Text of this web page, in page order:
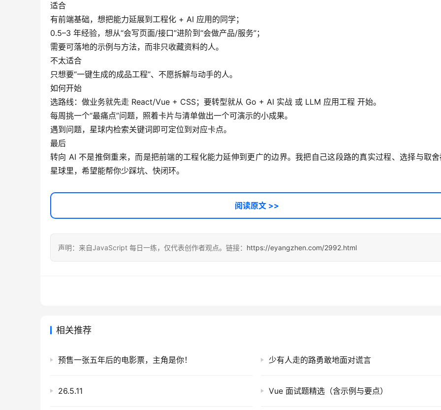
适合
有前端基础，想把能力延展到工程化 + AI 应用的同学；
0.5–3 年经验，想从“会写页面/接口”进阶到“会做产品/服务”；
需要可落地的示例与方法，而非只收藏资料的人。
不太适合
只想要“一键生成的成品工程”、不愿拆解与动手的人。
如何开始
选路线：做业务就先走 React/Vue + CSS；要转型就从 Go + AI 实战 或 LLM 应用工程 开始。
每周挑一个“最痛点”问题，照着卡片与清单做出一个可演示的小成果。
遇到问题，星球内检索关键词即可定位到对应卡点。
最后
转向 AI 不是推倒重来，而是把前端的工程化能力延伸到更广的边界。我把自己这段路的真实过程、选择与取
星球里，希望能帮你少踩坑、快闭环。
阅读原文 >>
声明：来自JavaScript 每日一练，仅代表创作者观点。链接： https://eyangzhen.com/2992.html
相关推荐
预售一张五年后的电影票，主角是你！ 少有人走的路勇敢地面对谎言
26.5.11 Vue 面试题精选（含示例与要点）